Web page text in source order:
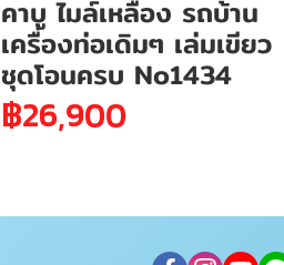
คาบู ไมล์เหลือง รถบ้าน
เครื่องท่อเดิมๆ เล่มเขียว
ชุดโอนครบ No1434
฿26,900